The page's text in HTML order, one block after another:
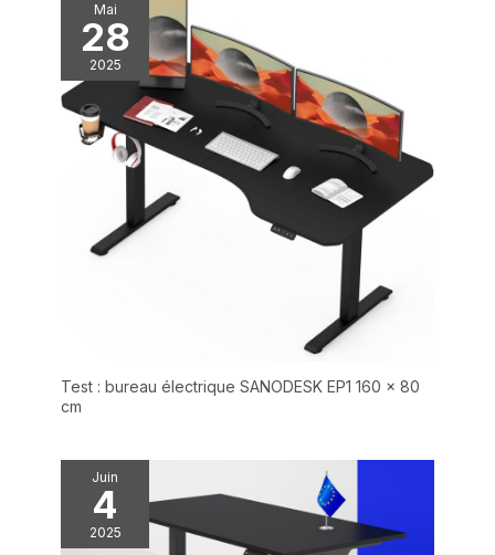
et est livrée avec toutes les
pièces nécessaires et un
manuel d'utilisation détaillé,
une personne peut terminer
l'installation en seulement 15
minutes !
Mai
28
2025
Test : bureau électrique SANODESK EP1 160 x 80
cm
Juin
4
2025